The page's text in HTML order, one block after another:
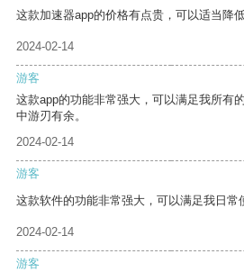
这款加速器app的价格有点贵，可以适当降
2024-02-14
游客
这款app的功能非常强大，可以满足我所有
中游刃有余。
2024-02-14
游客
这款软件的功能非常强大，可以满足我日常
2024-02-14
游客